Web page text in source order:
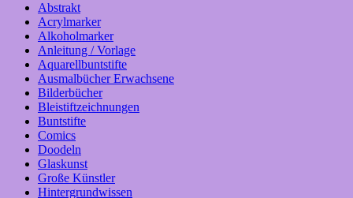
Abstrakt
Acrylmarker
Alkoholmarker
Anleitung / Vorlage
Aquarellbuntstifte
Ausmalbücher Erwachsene
Bilderbücher
Bleistiftzeichnungen
Buntstifte
Comics
Doodeln
Glaskunst
Große Künstler
Hintergrundwissen